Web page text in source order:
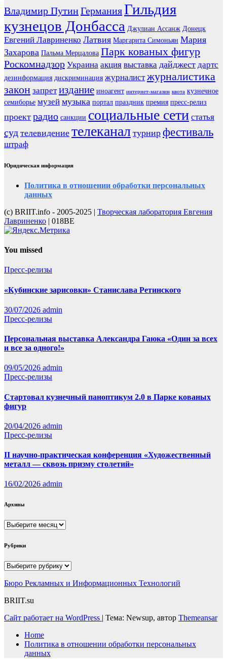
Владимир ПутинГерманияГильдия
кузнецов Донбасса Джулиан Ассанж Донецк
Евгений Лавриненко Латвия Маргарита Симоньян Мария
Захарова Пальма Мерцалова Парк кованых фигур
Роскомнадзор Украина акция выставка дайджест дартс
дезинформация дискриминация журналист журналистика
закон запрет издание иноагент интернет-магазин квота кузнечное
семиборье музей музыка портал праздник премия пресс-релиз
проект радио санкции социальные сети статья
суд телевидение телеканал турнир фестиваль
штраф
Юридическая информация
Политика в отношении обработки персональных
данных
(с) BRIIT.info - 2005-2025 | Творческая лаборатория Евгения
Лавриненко | 018BE
You missed
Пресс-релизы
«Кубинские зарисовки» Станислава Ретинского
30/07/2026 admin
Пресс-релизы
Персональная выставка Александра Гаюка «Один за всех
и все за одного!»
09/05/2026 admin
Пресс-релизы
Стартовал кузнечный паноптикум 2.0 в Парке кованых
фигур
20/04/2026 admin
Пресс-релизы
II научно-практическая конференция «Художественный
металл — сквозь призму столетий»
16/02/2026 admin
Архивы
Архивы
Рубрики
Рубрики
Бюро Рекламных и Информационных Технологий
BRIIT.su
Сайт работает на WordPress | Тема: Newsup, автор Themeansar
Home
Политика в отношении обработки персональных
данных